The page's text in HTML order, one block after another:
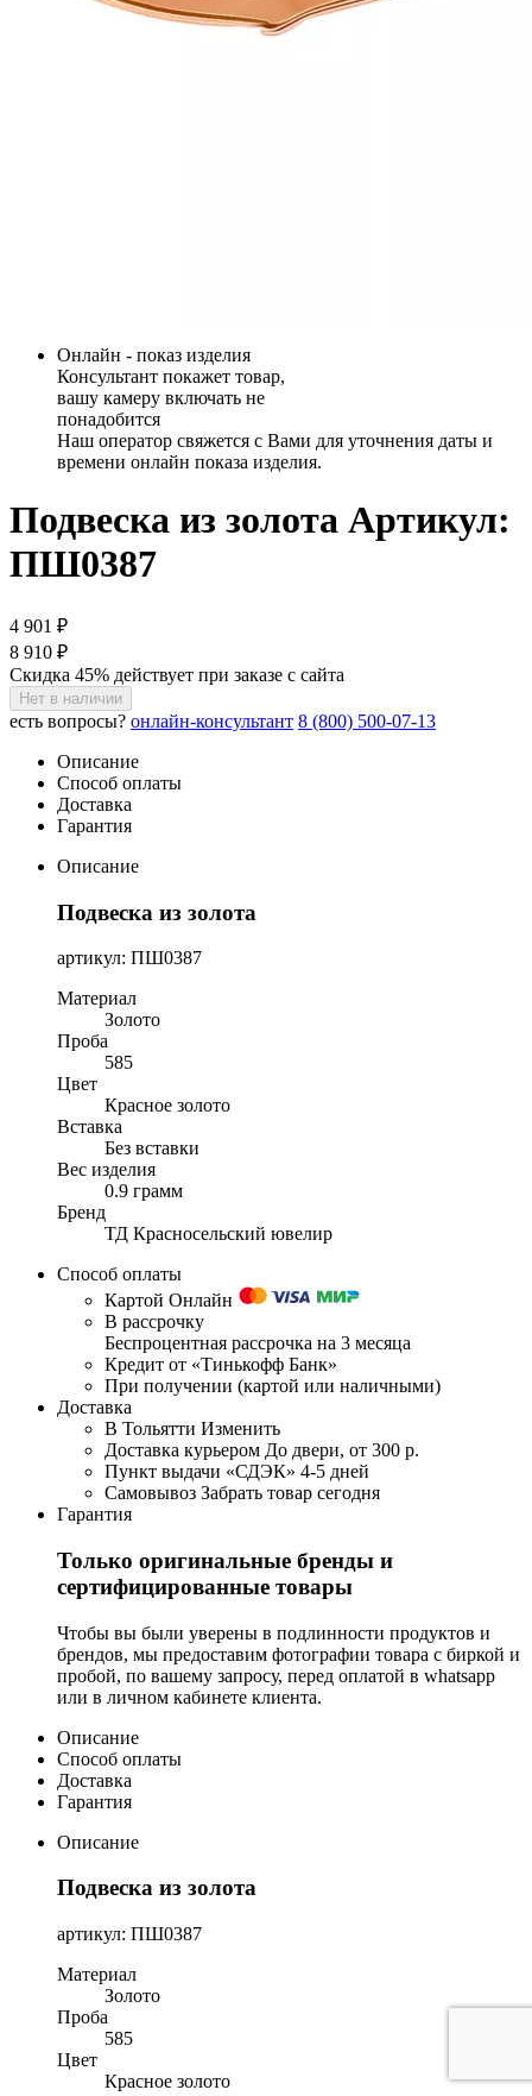
Онлайн - показ изделия
Консультант покажет товар,
вашу камеру включать не
понадобится
Наш оператор свяжется с Вами для уточнения даты и
времени онлайн показа изделия.
Подвеска из золота Артикул:
ПШ0387
4 901 ₽
8 910 ₽
Скидка 45% действует при заказе с сайта
Нет в наличии
есть вопросы? онлайн-консультант 8 (800) 500-07-13
Описание
Способ оплаты
Доставка
Гарантия
Описание
Подвеска из золота
артикул: ПШ0387
Материал
Золото
Проба
585
Цвет
Красное золото
Вставка
Без вставки
Вес изделия
0.9 грамм
Бренд
ТД Красносельский ювелир
Способ оплаты
Картой Онлайн
В рассрочку
Беспроцентная рассрочка на 3 месяца
Кредит от «Тинькофф Банк»
При получении (картой или наличными)
Доставка
В Тольятти Изменить
Доставка курьером До двери, от 300 р.
Пункт выдачи «СДЭК» 4-5 дней
Самовывоз Забрать товар сегодня
Гарантия
Только оригинальные бренды и
сертифицированные товары
Чтобы вы были уверены в подлинности продуктов и
брендов, мы предоставим фотографии товара с биркой и
пробой, по вашему запросу, перед оплатой в whatsapp
или в личном кабинете клиента.
Описание
Способ оплаты
Доставка
Гарантия
Описание
Подвеска из золота
артикул: ПШ0387
Материал
Золото
Проба
585
Цвет
Красное золото